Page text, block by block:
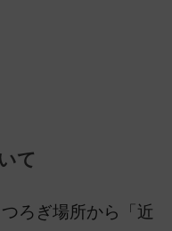
て
ろぎ場所から「近